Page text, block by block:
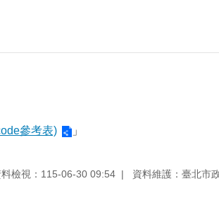
參考表) 」
料檢視：115-06-30 09:54 資料維護：臺北市